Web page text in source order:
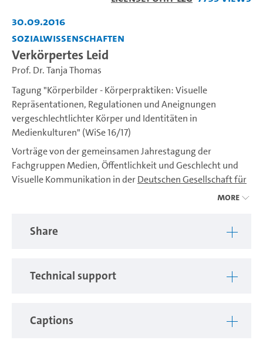
30.09.2016
Sozialwissenschaften
Verkörpertes Leid
Prof. Dr. Tanja Thomas
Tagung "Körperbilder - Körperpraktiken: Visuelle
Repräsentationen, Regulationen und Aneignungen
vergeschlechtlichter Körper und Identitäten in
Medienkulturen" (WiSe 16/17)
Vorträge von der gemeinsamen Jahrestagung der
Fachgruppen Medien, Öffentlichkeit und Geschlecht und
Visuelle Kommunikation in derDeutschen Gesellschaft für
(DGPuK)
Fachgruppen von Prof. Dr. Irene Neverla und Dr. Monika
Alltagspraktiken durch visuelle Repräsentationen zum
Ausdruck kommen, und damit Identitätskonstruktionen,
More
Share
Technical support
Captions